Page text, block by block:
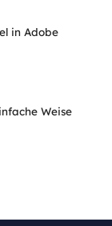
in Adobe
Weise